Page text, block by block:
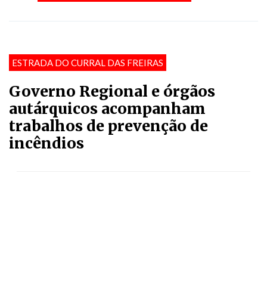
ESTRADA DO CURRAL DAS FREIRAS
Governo Regional e órgãos
autárquicos acompanham
trabalhos de prevenção de
incêndios